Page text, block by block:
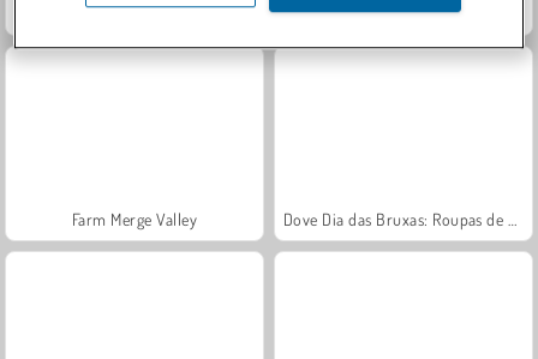
Juice Merge Grand Mahjong Connect
Farm Merge Valley